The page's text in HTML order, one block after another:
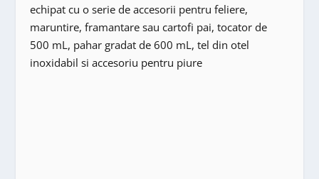
echipat cu o serie de accesorii pentru feliere,
maruntire, framantare sau cartofi pai, tocator de
500 mL, pahar gradat de 600 mL, tel din otel
inoxidabil si accesoriu pentru piure